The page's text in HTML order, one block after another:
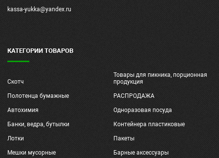
kassa-yukka@yandex.ru
КАТЕГОРИИ ТОВАРОВ
Скотч
Товары для пикника, порционная
продукция
Полотенца бумажные РАСПРОДАЖА
Автохимия Одноразовая посуда
Банки, ведра, бутылки Контейнера пластиковые
Лотки Пакеты
Мешки мусорные Барные аксессуары